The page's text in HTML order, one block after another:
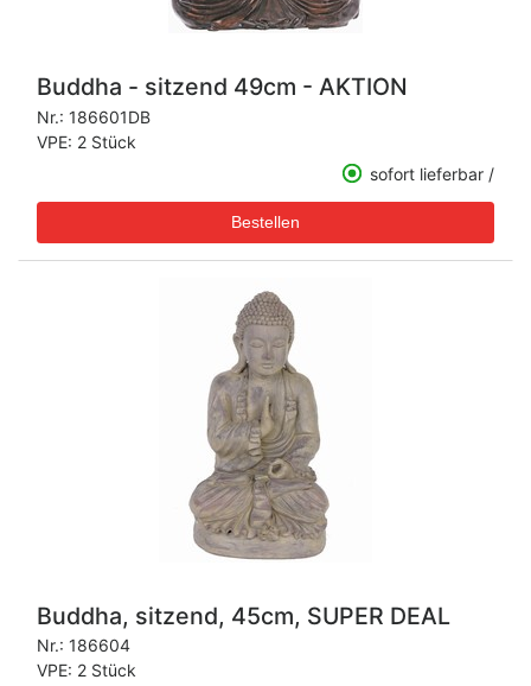
Buddha - sitzend 49cm - AKTION
Nr.: 186601DB
VPE: 2 Stück
sofort lieferbar /
Buddha, sitzend, 45cm, SUPER DEAL
Nr.: 186604
VPE: 2 Stück